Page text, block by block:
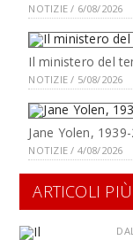
NOTIZIE / 6/08/2026
Il ministero del
NOTIZIE / 5/08/2026
Jane Yolen,
NOTIZIE / 4/08/2026
ARTICOLI